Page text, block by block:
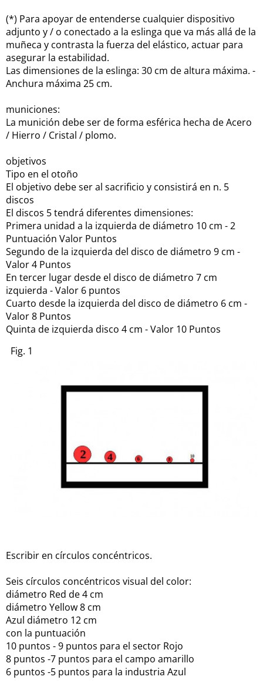
(*) Para apoyar de entenderse cualquier dispositivo
adjunto y / o conectado a la eslinga que va más allá de la
muñeca y contrasta la fuerza del elástico, actuar para
asegurar la estabilidad.
Las dimensiones de la eslinga: 30 cm de altura máxima. -
Anchura máxima 25 cm.
municiones:
La munición debe ser de forma esférica hecha de Acero
/ Hierro / Cristal / plomo.
objetivos
Tipo en el otoño
El objetivo debe ser al sacrificio y consistirá en n. 5
discos
El discos 5 tendrá diferentes dimensiones:
Primera unidad a la izquierda de diámetro 10 cm - 2
Puntuación Valor Puntos
Segundo de la izquierda del disco de diámetro 9 cm -
Valor 4 Puntos
En tercer lugar desde el disco de diámetro 7 cm
izquierda - Valor 6 puntos
Cuarto desde la izquierda del disco de diámetro 6 cm -
Valor 8 Puntos
Quinta de izquierda disco 4 cm - Valor 10 Puntos
Fig. 1
Escribir en círculos concéntricos.
Seis círculos concéntricos visual del color:
diámetro Red de 4 cm
diámetro Yellow 8 cm
Azul diámetro 12 cm
con la puntuación
10 puntos - 9 puntos para el sector Rojo
8 puntos -7 puntos para el campo amarillo
6 puntos -5 puntos para la industria Azul